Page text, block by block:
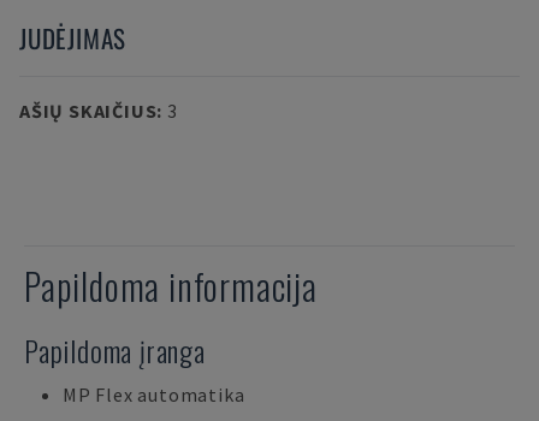
JUDĖJIMAS
AŠIŲ SKAIČIUS: 3
Papildoma informacija
Papildoma įranga
MP Flex automatika